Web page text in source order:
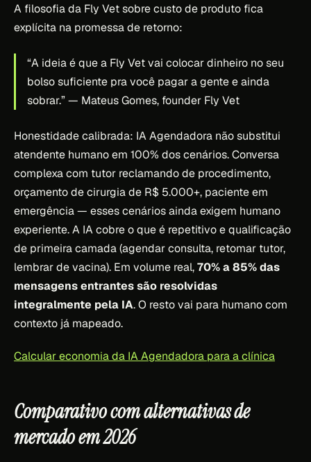
A filosofia da Fly Vet sobre custo de produto fica
explícita na promessa de retorno:
“A ideia é que a Fly Vet vai colocar dinheiro no seu
bolso suficiente pra você pagar a gente e ainda
sobrar.”— Mateus Gomes, founder Fly Vet
Honestidade calibrada: IA Agendadora não substitui
atendente humano em 100% dos cenários. Conversa
complexa com tutor reclamando de procedimento,
orçamento de cirurgia de R$ 5.000+, paciente em
emergência — esses cenários ainda exigem humano
experiente. A IA cobre o que é repetitivo e qualificação
de primeira camada (agendar consulta, retomar tutor,
lembrar de vacina). Em volume real,70% a 85% das
mensagens entrantes são resolvidas
integralmente pela IA. O resto vai para humano com
contexto já mapeado.
Calcular economia da IA Agendadora para a clínica
Comparativo com alternativas de
mercado em 2026